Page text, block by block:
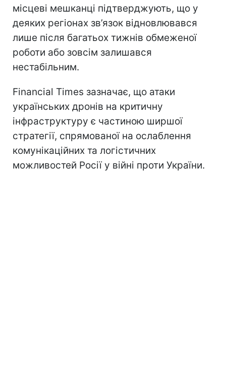
місцеві мешканці підтверджують, що у
деяких регіонах зв’язок відновлювався
лише після багатьох тижнів обмеженої
роботи або зовсім залишався
нестабільним.
Financial Times зазначає, що атаки
українських дронів на критичну
інфраструктуру є частиною ширшої
стратегії, спрямованої на ослаблення
комунікаційних та логістичних
можливостей Росії у війні проти України.